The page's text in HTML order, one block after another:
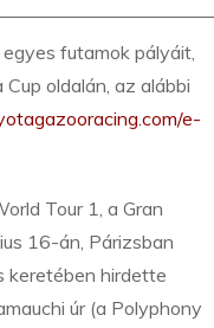
futamok pályáit,
Cup oldalán, az alábbi
e-
Tour 1, a Gran
16-án, Párizsban
keretében hirdette
úr (a Polyphony